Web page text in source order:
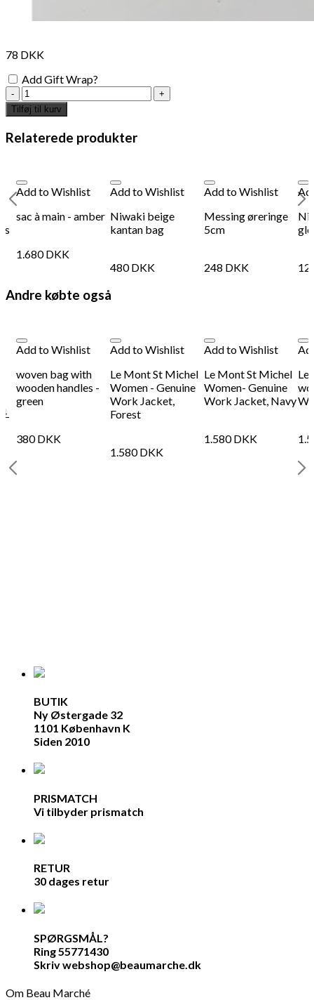
78 DKK
Add Gift Wrap?
General
Purpose
Case
-
Clear
Tilføj til kurv
Relaterede produkter
Add to Wishlist
sac à main - amber
1.680DKK
Add to Wishlist
Niwaki beige
kantan bag
480DKK
Add to Wishlist
Messing øreringe
5cm
248 DKK
Andre købte også
Add to Wishlist
woven bag with
wooden handles -
green
380DKK
Add to Wishlist
Le Mont St Michel
Women - Genuine
Work Jacket,
Forest
1.580DKK
Add to Wishlist
Le Mont St Michel
Women- Genuine
Work Jacket, Navy
1.580DKK
Le
BUTIK
Ny Østergade 32
1101 København K
Siden 2010
PRISMATCH
Vi tilbyder prismatch
RETUR
30 dages retur
SPØRGSMÅL?
Ring 55771430
Skriv webshop@beaumarche.dk
Om Beau Marché